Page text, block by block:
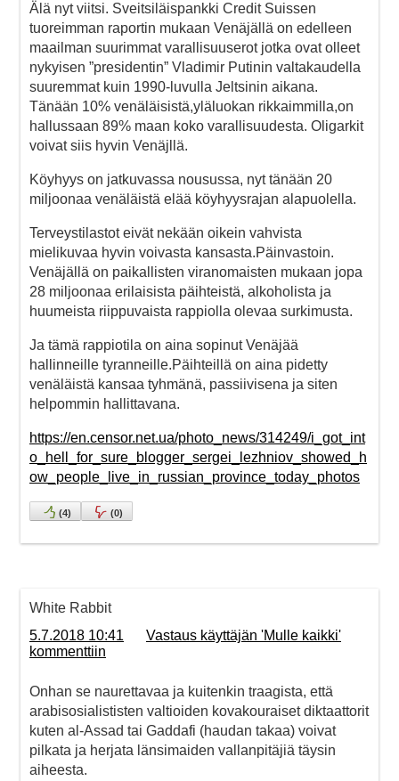
Älä nyt viitsi. Sveitsiläispankki Credit Suissen
tuoreimman raportin mukaan Venäjällä on edelleen
maailman suurimmat varallisuuserot jotka ovat olleet
nykyisen ”presidentin” Vladimir Putinin valtakaudella
suuremmat kuin 1990-luvulla Jeltsinin aikana.
Tänään 10% venäläisistä,yläluokan rikkaimmilla,on
hallussaan 89% maan koko varallisuudesta. Oligarkit
voivat siis hyvin Venäjllä.
Köyhyys on jatkuvassa nousussa, nyt tänään 20
miljoonaa venäläistä elää köyhyysrajan alapuolella.
Terveystilastot eivät nekään oikein vahvista
mielikuvaa hyvin voivasta kansasta.Päinvastoin.
Venäjällä on paikallisten viranomaisten mukaan jopa
28 miljoonaa erilaisista päihteistä, alkoholista ja
huumeista riippuvaista rappiolla olevaa surkimusta.
Ja tämä rappiotila on aina sopinut Venäjää
hallinneille tyranneille.Päihteillä on aina pidetty
venäläistä kansaa tyhmänä, passiivisena ja siten
helpommin hallittavana.
https://en.censor.net.ua/photo_news/314249/i_got_int
o_hell_for_sure_blogger_sergei_lezhniov_showed_h
ow_people_live_in_russian_province_today_photos
(4) (0)
White Rabbit
5.7.2018 10:41
Vastaus käyttäjän 'Mulle kaikki'
kommenttiin
Onhan se naurettavaa ja kuitenkin traagista, että
arabisosialististen valtioiden kovakouraiset diktaattorit
kuten al-Assad tai Gaddafi (haudan takaa) voivat
pilkata ja herjata länsimaiden vallanpitäjiä täysin
aiheesta.